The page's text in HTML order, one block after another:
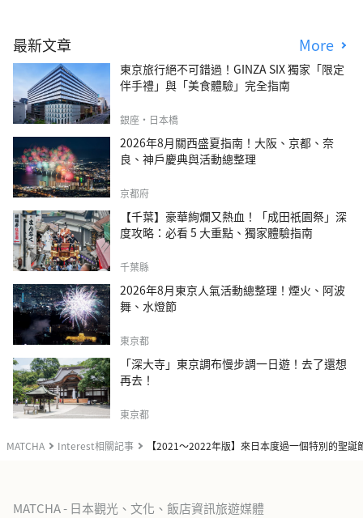
MATCHA Interest相關記事 【2021～2022年版】來日本度過一個特別的聖誕
最新文章 More
東京旅行絕不可錯過！GINZA SIX 獨家「限定
伴手禮」與「美食體驗」完全指南
銀座・日本橋
2026年8月關西盛夏指南！大阪、京都、奈
良、神戶慶典與活動總整理
京都府
【千葉】豪華絢爛又熱血！「成田祇園祭」深
度攻略：必看 5 大重點、獨家體驗指南
千葉縣
2026年8月東京人氣活動總整理！煙火、阿波
舞、水燈節
東京都
「深大寺」東京調布慢步調一日遊！去了還想
再去！
東京都
MATCHA - 日本觀光、文化、飯店資訊旅遊媒體